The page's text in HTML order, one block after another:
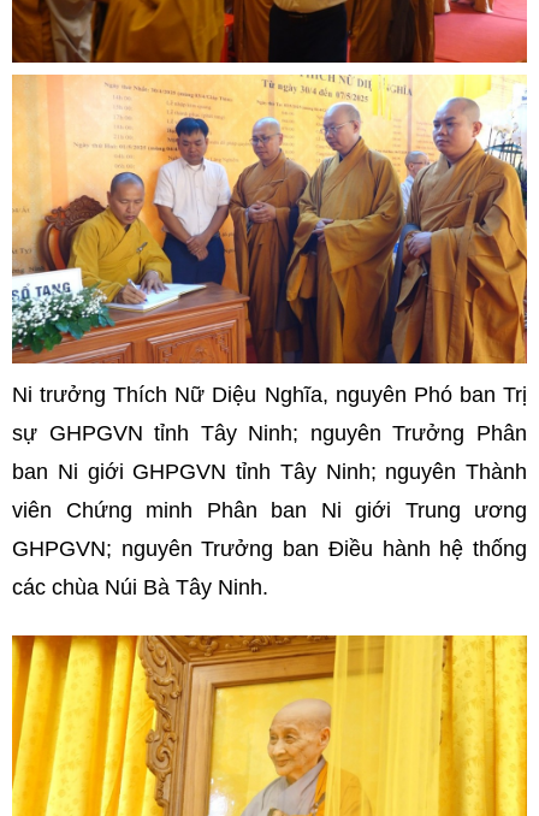
Ni trưởng Thích Nữ Diệu Nghĩa, nguyên Phó ban Trị
sự GHPGVN tỉnh Tây Ninh; nguyên Trưởng Phân
ban Ni giới GHPGVN tỉnh Tây Ninh; nguyên Thành
viên Chứng minh Phân ban Ni giới Trung ương
GHPGVN; nguyên Trưởng ban Điều hành hệ thống
các chùa Núi Bà Tây Ninh.